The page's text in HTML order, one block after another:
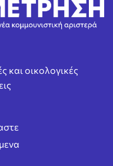
και οικολογικές